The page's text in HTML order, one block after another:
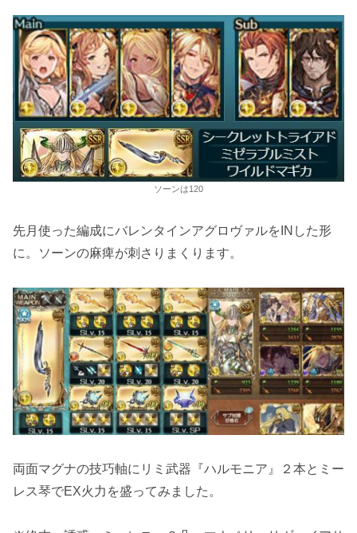
ソーンは120
先月使った編成にバレンタインアグロヴァルをINした形
に。ソーンの麻痺が刺さりまくります。
両面マグナの技巧軸にリミ武器『ハルモニア』２本とミー
レス琴でEX火力を盛ってみました。